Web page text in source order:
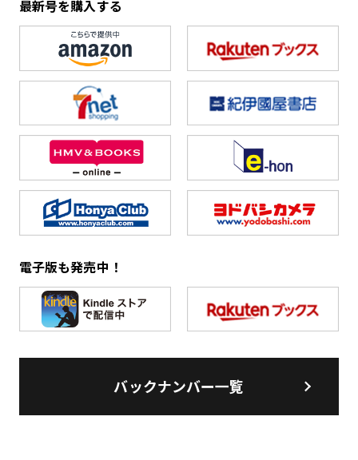
最新号を購入する
電子版も発売中！
バックナンバー一覧